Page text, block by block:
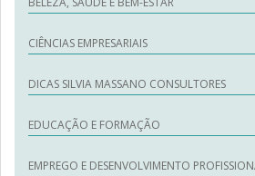
CIÊNCIAS EMPRESARIAIS
DICAS SILVIA MASSANO CONSULTORES
EDUCAÇÃO E FORMAÇÃO
EMPREGO E DESENVOLVIMENTO